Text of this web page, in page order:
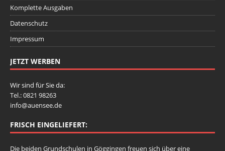
Komplette Ausgaben
Datenschutz
Impressum
JETZT WERBEN
Wir sind für Sie da:
Tel.: 0821 98263
info@auensee.de
FRISCH EINGELIEFERT:
Die beiden Grundschulen in Göggingen freuen sich über eine